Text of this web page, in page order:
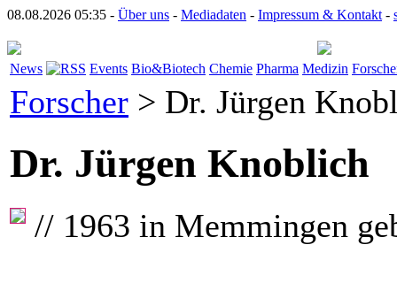
08.08.2026 05:35 - Über uns - Mediadaten - Impressum & Kontakt -
News Events Bio&Biotech Chemie Pharma Medizin
Forscher > Dr. Jürgen
Dr. Jürgen Knoblich
// 1963 in Memmingen